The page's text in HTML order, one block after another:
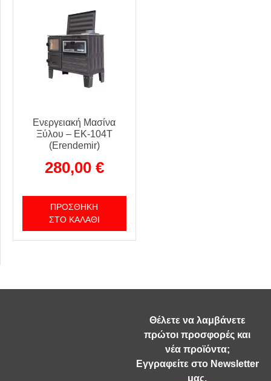
Ενεργειακή Μασίνα
Ξύλου – EK-104T
(Erendemir)
280,00 €
ΠΡΟΣΘΉΚΗ
ΣΤΟ ΚΑΛΆΘΙ
Θέλετε να λαμβάνετε
πρώτοι προσφορές και
νέα προϊόντα;
Εγγραφείτε στο Newsletter
μας.